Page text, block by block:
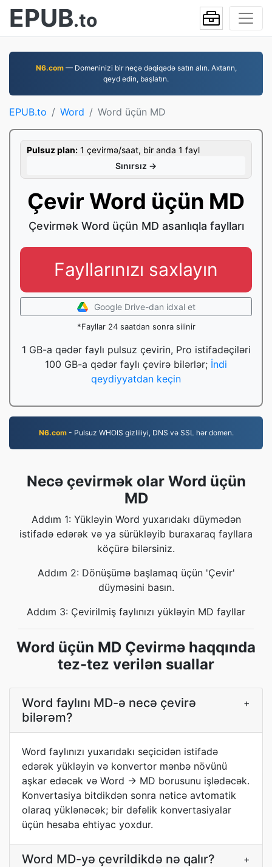
EPUB.to
N6.com— Domeninizi bir neçə dəqiqədə satın alın. Axtarın,
qeyd edin, başlatın.
EPUB.to Word Word üçün MD
Pulsuz plan: 1 çevirmə/saat, bir anda 1 fayl
Sınırsız →
Çevir Word üçün MD
Çevirmək Word üçün MD asanlıqla faylları
Fayllarınızı saxlayın
Google Drive-dan idxal et
*Fayllar 24 saatdan sonra silinir
1 GB-a qədər faylı pulsuz çevirin, Pro istifadəçiləri
100 GB-a qədər faylı çevirə bilərlər; İndi
qeydiyyatdan keçin
N6.com- Pulsuz WHOIS gizliliyi, DNS və SSL hər domen.
Necə çevirmək olar Word üçün
MD
Addım 1: Yükləyin Word yuxarıdakı düymədən
istifadə edərək və ya sürükləyib buraxaraq fayllara
köçürə bilərsiniz.
Addım 2: Dönüşümə başlamaq üçün 'Çevir'
düyməsini basın.
Addım 3: Çevirilmiş faylınızı yükləyin MD fayllar
Word üçün MD Çevirmə haqqında
tez-tez verilən suallar
Word faylını MD-ə necə çevirə
bilərəm?
+
Word faylınızı yuxarıdakı seçicidən istifadə
edərək yükləyin və konvertor mənbə növünü
aşkar edəcək və Word → MD borusunu işlədəcək.
Konvertasiya bitdikdən sonra nəticə avtomatik
olaraq yüklənəcək; bir dəfəlik konvertasiyalar
üçün hesaba ehtiyac yoxdur.
Word MD-yə çevrildikdə nə qalır? +